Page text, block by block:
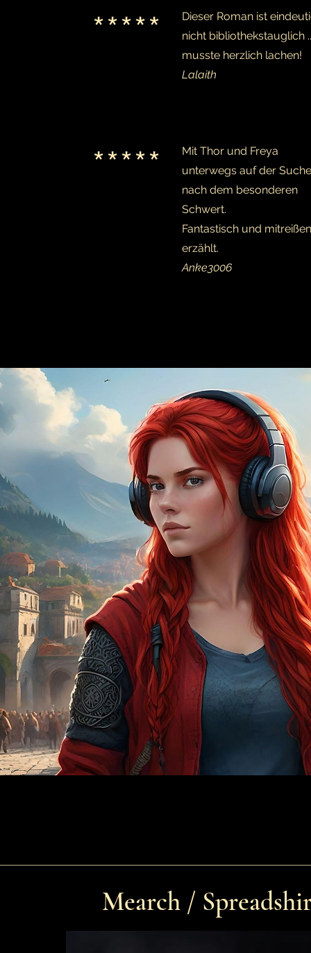
*****
Dieser Roman ist
nicht bibliothekstauglich
musste herzlich lachen!
Lalaith
*****
Mit Thor und Freya
unterwegs auf der Suche
nach dem besonderen
Schwert.
Fantastisch und
erzählt.
Anke3006
Mearch /